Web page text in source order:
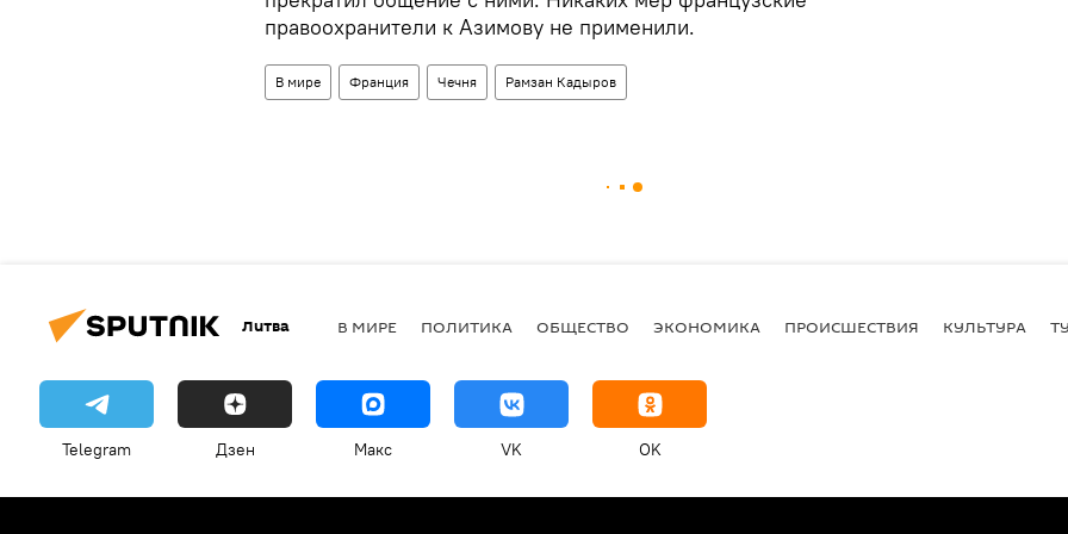
правоохранители к Азимову не применили.
В мире Франция Чечня Рамзан Кадыров
Литва В МИРЕ ПОЛИТИКА ОБЩЕСТВО ЭКОНОМИКА ПРОИСШЕСТВИЯ КУЛЬТУРА
Telegram Дзен Макс VK OK